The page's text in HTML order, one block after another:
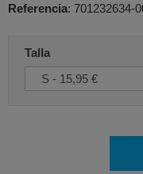
Referencia: 701232634-
Talla